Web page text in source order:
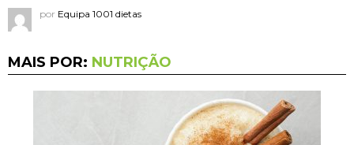
por Equipa 1001 dietas
MAIS POR: NUTRIÇÃO